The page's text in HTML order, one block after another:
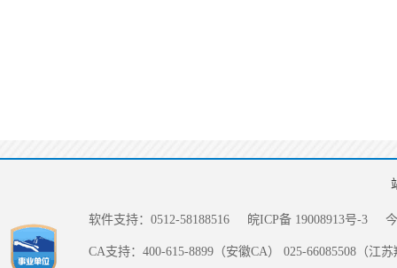
软件支持：0512-58188516 皖ICP备 19008913号-3
CA支持：400-615-8899（安徽CA） 025-66085508（江